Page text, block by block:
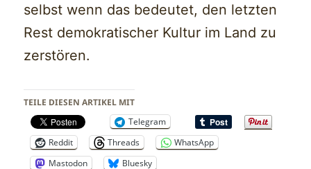
selbst wenn das bedeutet, den letzten
Rest demokratischer Kultur im Land zu
zerstören.
TEILE DIESEN ARTIKEL MIT
Telegram
Reddit
Threads
WhatsApp
Mastodon
Bluesky